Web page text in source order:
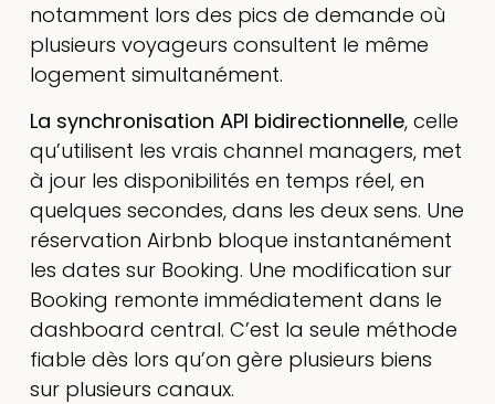
notamment lors des pics de demande où
plusieurs voyageurs consultent le même
logement simultanément.
La synchronisation API bidirectionnelle, celle
qu’utilisent les vrais channel managers, met
à jour les disponibilités en temps réel, en
quelques secondes, dans les deux sens. Une
réservation Airbnb bloque instantanément
les dates sur Booking. Une modification sur
Booking remonte immédiatement dans le
dashboard central. C’est la seule méthode
fiable dès lors qu’on gère plusieurs biens
sur plusieurs canaux.